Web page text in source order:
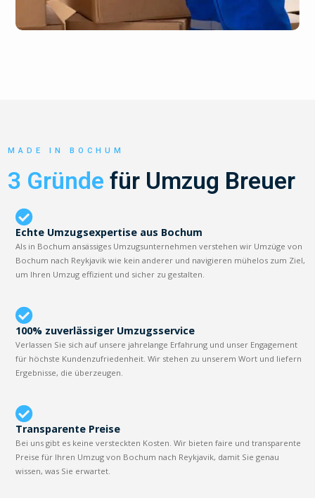
MADE IN BOCHUM
3 Gründe für Umzug Breuer
Echte Umzugsexpertise aus Bochum
Als in Bochum ansässiges Umzugsunternehmen verstehen wir Umzüge von
Bochum nach Reykjavik wie kein anderer und navigieren mühelos zum Ziel,
um Ihren Umzug effizient und sicher zu gestalten.
100% zuverlässiger Umzugsservice
Verlassen Sie sich auf unsere jahrelange Erfahrung und unser Engagement
für höchste Kundenzufriedenheit. Wir stehen zu unserem Wort und liefern
Ergebnisse, die überzeugen.
Transparente Preise
Bei uns gibt es keine versteckten Kosten. Wir bieten faire und transparente
Preise für Ihren Umzug von Bochum nach Reykjavik, damit Sie genau
wissen, was Sie erwartet.